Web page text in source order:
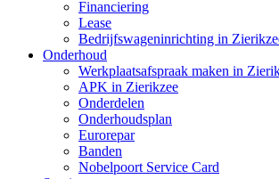
Financiering
Lease
Bedrijfswageninrichting in
Onderhoud
Werkplaatsafspraak maken in
APK in Zierikzee
Onderdelen
Onderhoudsplan
Eurorepar
Banden
Nobelpoort Service Card